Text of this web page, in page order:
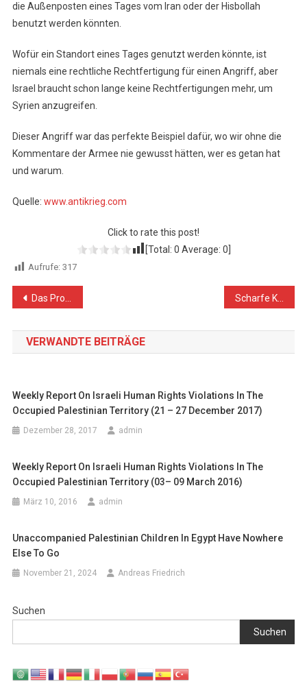
die Außenposten eines Tages vom Iran oder der Hisbollah
benutzt werden könnten.
Wofür ein Standort eines Tages genutzt werden könnte, ist
niemals eine rechtliche Rechtfertigung für einen Angriff, aber
Israel braucht schon lange keine Rechtfertigungen mehr, um
Syrien anzugreifen.
Dieser Angriff war das perfekte Beispiel dafür, wo wir ohne die
Kommentare der Armee nie gewusst hätten, wer es getan hat
und warum.
Quelle: www.antikrieg.com
Click to rate this post!
[Total: 0 Average: 0
Aufrufe: 317
Beitragsnavigation
Das Problem Israel klären, statt sich zionistischer Propaganda auszuliefern Scharfe Kritik an Israels Siedlungsplänen
VERWANDTE BEITRÄGE
Weekly Report On Israeli Human Rights Violations In The
Occupied Palestinian Territory (21 – 27 December 2017)
Dezember 28, 2017 admin
Weekly Report On Israeli Human Rights Violations In The
Occupied Palestinian Territory (03– 09 March 2016)
März 10, 2016 admin
Unaccompanied Palestinian Children In Egypt Have Nowhere
Else To Go
November 21, 2024 Andreas Friedrich
Suchen
Suchen